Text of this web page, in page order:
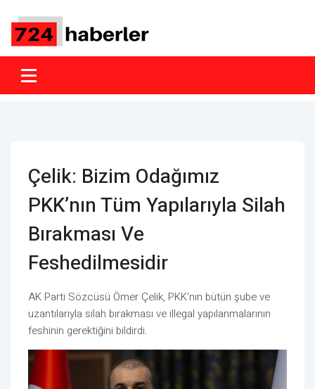
Çelik: Bizim Odağımız
PKK’nın Tüm Yapılarıyla Silah
Bırakması Ve
Feshedilmesidir
AK Parti Sözcüsü Ömer Çelik, PKK’nın bütün şube ve
uzantılarıyla silah bırakması ve illegal yapılanmalarının
feshinin gerektiğini bildirdi.